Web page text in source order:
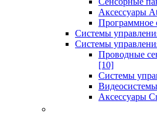
Аксессуары
Программное
Системы
Системы
Проводные
[10]
Системы
Аксессуары